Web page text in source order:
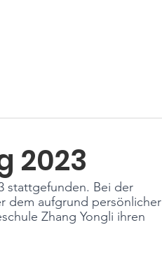
2023
stattgefunden. Bei der
dem aufgrund persönlicher
Zhang Yongli ihren